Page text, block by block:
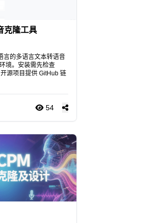
克隆工具
言的多语言文本转语音
境。安装需先检查
源项目提供 GitHub 链
54